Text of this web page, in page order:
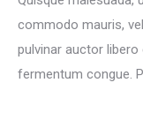
commodo mauris,
pulvinar auctor libero
fermentum congue.